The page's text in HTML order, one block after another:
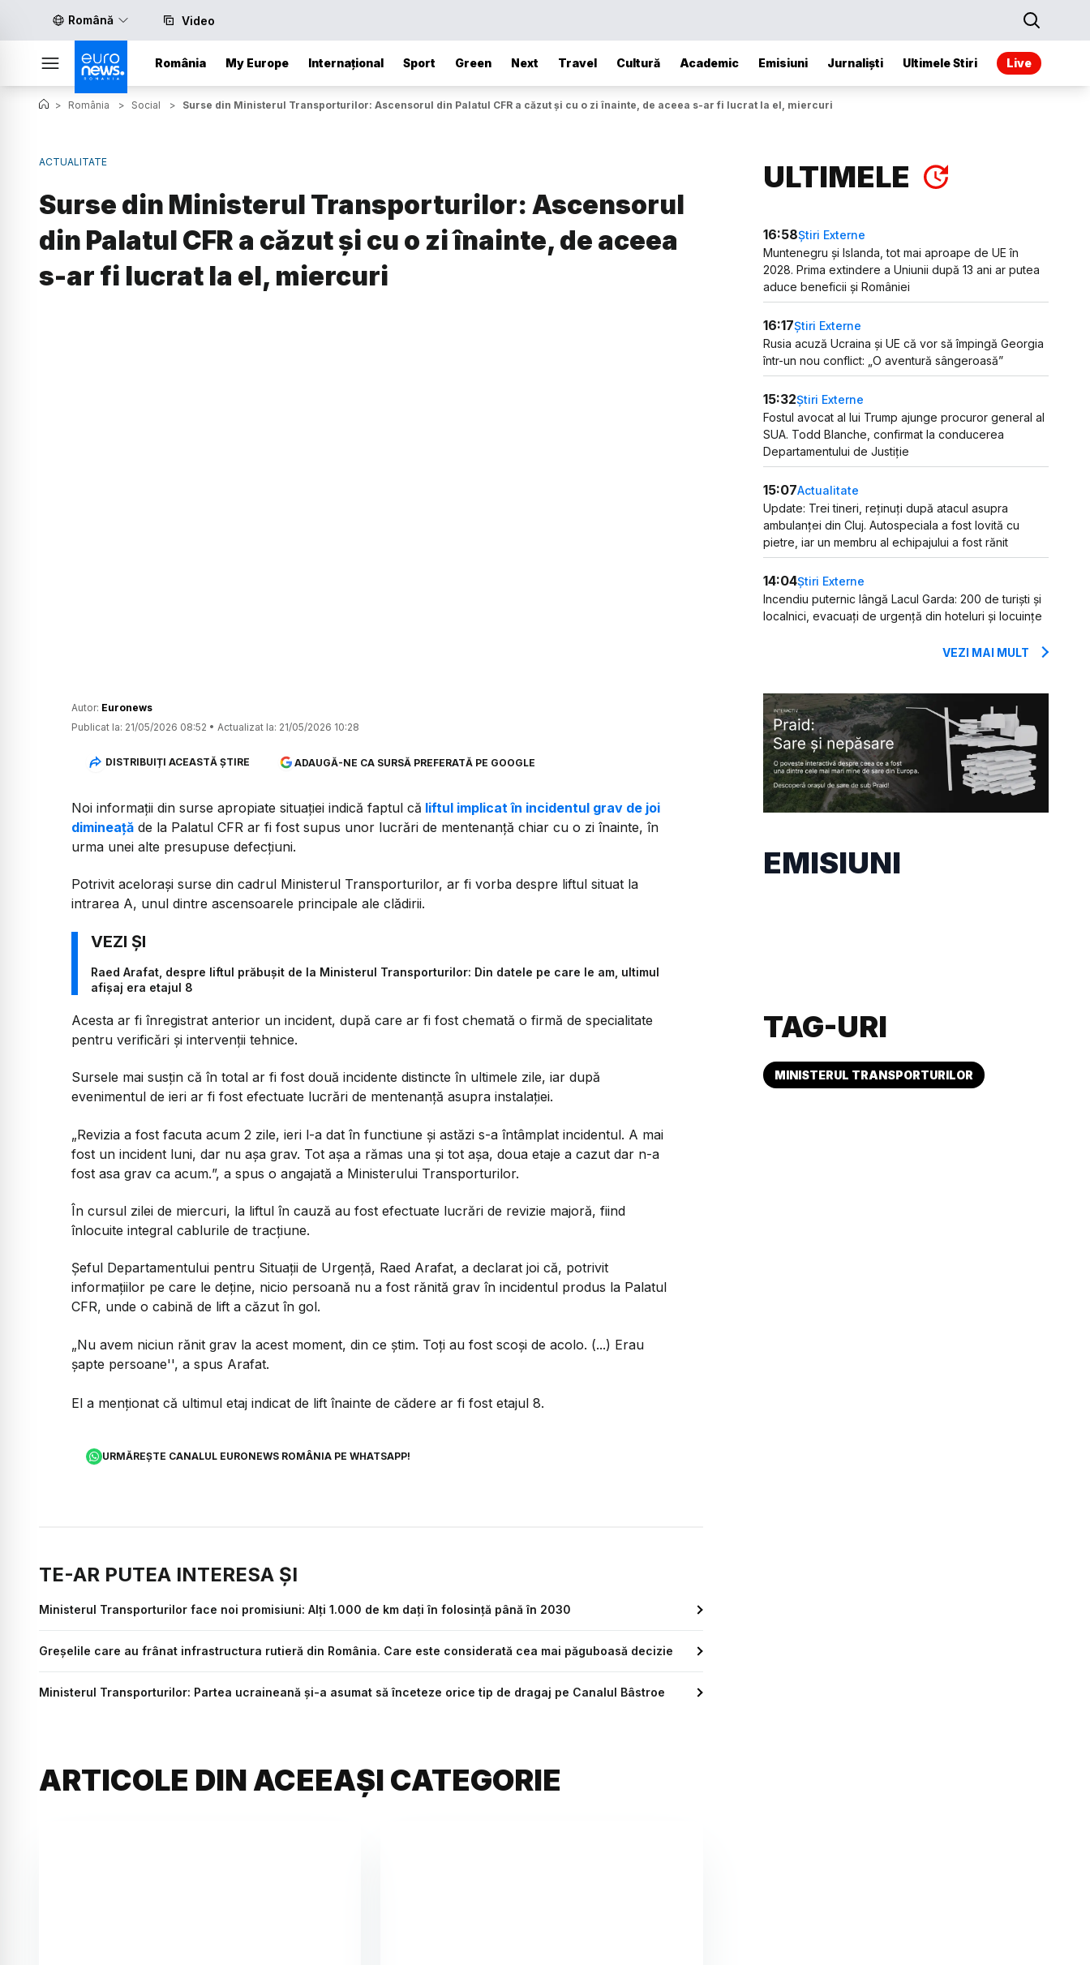
Română Video
România My Europe Internațional Sport Green Next Travel Cultură Academic Emisiuni Jurnaliști Ultimele Stiri Live
> România > Social > Surse din Ministerul Transporturilor: Ascensorul din Palatul CFR a căzut și cu o zi înainte, de aceea s-ar fi lucrat la el, miercuri
ACTUALITATE
Surse din Ministerul Transporturilor: Ascensorul
din Palatul CFR a căzut și cu o zi înainte, de aceea
s-ar fi lucrat la el, miercuri
Autor: Euronews
Publicat la: 21/05/2026 08:52 • Actualizat la: 21/05/2026 10:28
DISTRIBUIȚI ACEASTĂ ȘTIRE ADAUGĂ-NE CA SURSĂ PREFERATĂ PE GOOGLE
Noi informații din surse apropiate situației indică faptul că liftul implicat în incidentul grav de joi
dimineață de la Palatul CFR ar fi fost supus unor lucrări de mentenanță chiar cu o zi înainte, în
urma unei alte presupuse defecțiuni.
Potrivit acelorași surse din cadrul Ministerul Transporturilor, ar fi vorba despre liftul situat la
intrarea A, unul dintre ascensoarele principale ale clădirii.
Raed Arafat, despre liftul prăbușit de la Ministerul Transporturilor: Din datele pe care le am, ultimul
afișaj era etajul 8
Acesta ar fi înregistrat anterior un incident, după care ar fi fost chemată o firmă de specialitate
pentru verificări și intervenții tehnice.
Sursele mai susțin că în total ar fi fost două incidente distincte în ultimele zile, iar după
evenimentul de ieri ar fi fost efectuate lucrări de mentenanță asupra instalației.
„Revizia a fost facuta acum 2 zile, ieri l-a dat în functiune și astăzi s-a întâmplat incidentul. A mai
fost un incident luni, dar nu așa grav. Tot așa a rămas una și tot așa, doua etaje a cazut dar n-a
fost asa grav ca acum.”, a spus o angajată a Ministerului Transporturilor.
În cursul zilei de miercuri, la liftul în cauză au fost efectuate lucrări de revizie majoră, fiind
înlocuite integral cablurile de tracțiune.
Șeful Departamentului pentru Situații de Urgență, Raed Arafat, a declarat joi că, potrivit
informațiilor pe care le deține, nicio persoană nu a fost rănită grav în incidentul produs la Palatul
CFR, unde o cabină de lift a căzut în gol.
„Nu avem niciun rănit grav la acest moment, din ce știm. Toți au fost scoși de acolo. (...) Erau
șapte persoane'', a spus Arafat.
El a menționat că ultimul etaj indicat de lift înainte de cădere ar fi fost etajul 8.
URMĂREȘTE CANALUL EURONEWS ROMÂNIA PE WHATSAPP!
TE-AR PUTEA INTERESA ȘI
Ministerul Transporturilor face noi promisiuni: Alți 1.000 de km dați în folosință până în 2030
Greșelile care au frânat infrastructura rutieră din România. Care este considerată cea mai păguboasă decizie
Ministerul Transporturilor: Partea ucraineană și-a asumat să înceteze orice tip de dragaj pe Canalul Bâstroe
ARTICOLE DIN ACEEAȘI CATEGORIE
ULTIMELE
16:58Știri Externe
Muntenegru și Islanda, tot mai aproape de UE în
2028. Prima extindere a Uniunii după 13 ani ar putea
aduce beneficii și României
16:17Știri Externe
Rusia acuză Ucraina și UE că vor să împingă Georgia
într-un nou conflict: „O aventură sângeroasă”
15:32Știri Externe
Fostul avocat al lui Trump ajunge procuror general al
SUA. Todd Blanche, confirmat la conducerea
Departamentului de Justiție
15:07Actualitate
Update: Trei tineri, reținuți după atacul asupra
ambulanței din Cluj. Autospeciala a fost lovită cu
pietre, iar un membru al echipajului a fost rănit
14:04Știri Externe
Incendiu puternic lângă Lacul Garda: 200 de turiști și
localnici, evacuați de urgență din hoteluri și locuințe
VEZI MAI MULT
EMISIUNI
TAG-URI
MINISTERUL TRANSPORTURILOR